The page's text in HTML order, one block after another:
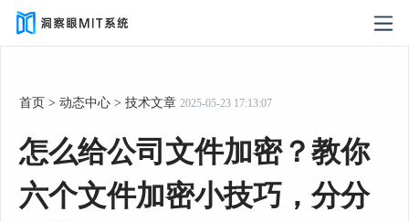
首页 > 动态中心 > 技术文章 2025-05-23 17:13:07
怎么给公司文件加密？教你
六个文件加密小技巧，分分